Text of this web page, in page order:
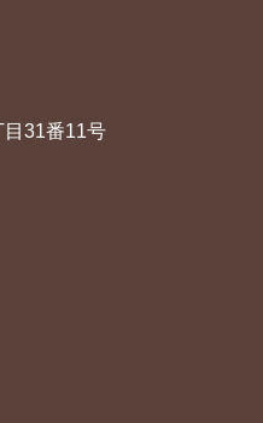
31番11号